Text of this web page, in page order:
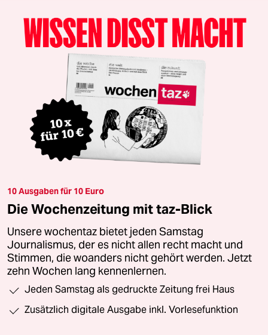
10 Ausgaben für 10 Euro
Die Wochenzeitung mit taz-Blick
Unsere wochentaz bietet jeden Samstag
Journalismus, der es nicht allen recht macht und
Stimmen, die woanders nicht gehört werden. Jetzt
zehn Wochen lang kennenlernen.
Jeden Samstag als gedruckte Zeitung frei Haus
Zusätzlich digitale Ausgabe inkl. Vorlesefunktion